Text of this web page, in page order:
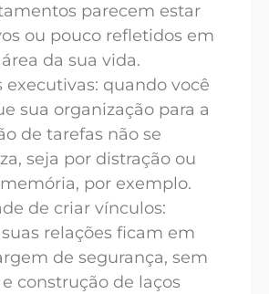
parecem estar
ou pouco refletidos em
da sua vida.
executivas: quando você
sua organização para a
de tarefas não se
seja por distração ou
por exemplo.
de criar vínculos:
relações ficam em
de segurança, sem
construção de laços